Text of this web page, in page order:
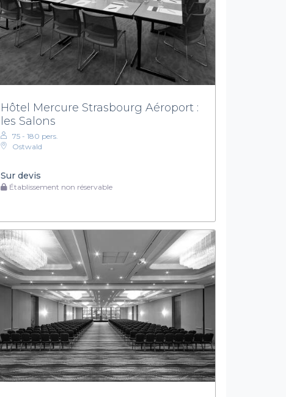
Hôtel Mercure Strasbourg Aéroport :
les Salons
75 - 180 pers.
Ostwald
Sur devis
Établissement non réservable